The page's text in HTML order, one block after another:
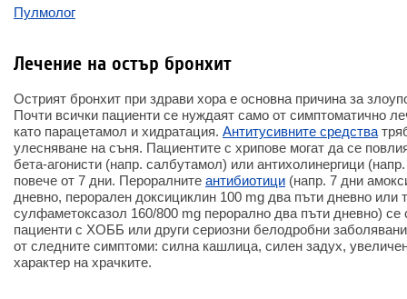
Пулмолог
Лечение на остър бронхит
Острият бронхит при здрави хора е основна причина за
Почти всички пациенти се нуждаят само от симптоматично
като парацетамол и хидратация. Антитусивните средства
улесняване на съня. Пациентите с хрипове могат да се
бета-агонисти (напр. салбутамол) или антихолинергици
повече от 7 дни. Пероралните антибиотици (напр. 7 дни
дневно, перорален доксициклин 100 mg два пъти дневно или
сулфаметоксазол 160/800 mg перорално два пъти дневно) се
пациенти с ХОББ или други сериозни белодробни
от следните симптоми: силна кашлица, силен задух,
характер на храчките.